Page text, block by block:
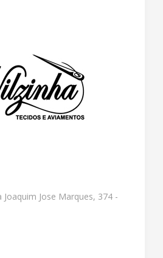
Joaquim Jose Marques, 374 -